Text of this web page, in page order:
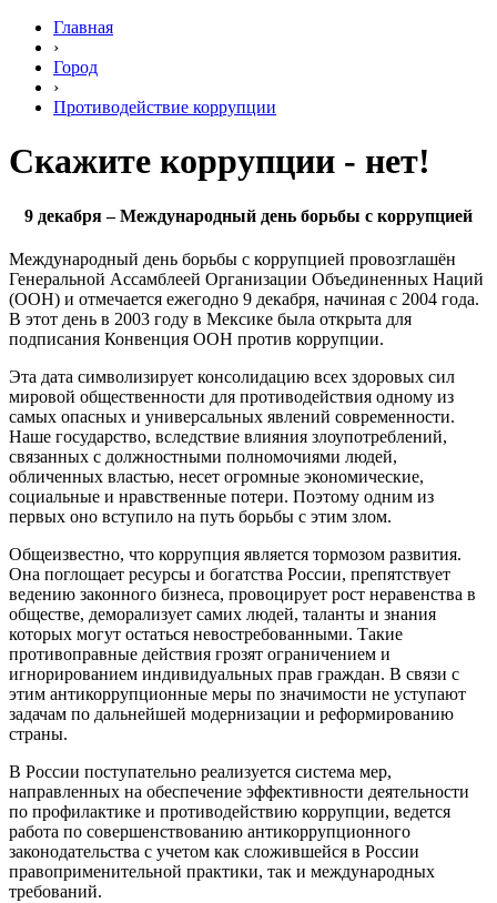
Главная
›
Город
›
Противодействие коррупции
Скажите коррупции - нет!
9 декабря – Международный день борьбы с коррупцией
Международный день борьбы с коррупцией провозглашён
Генеральной Ассамблеей Организации Объединенных Наций
(ООН) и отмечается ежегодно 9 декабря, начиная с 2004 года.
В этот день в 2003 году в Мексике была открыта для
подписания Конвенция ООН против коррупции.
Эта дата символизирует консолидацию всех здоровых сил
мировой общественности для противодействия одному из
самых опасных и универсальных явлений современности.
Наше государство, вследствие влияния злоупотреблений,
связанных с должностными полномочиями людей,
обличенных властью, несет огромные экономические,
социальные и нравственные потери. Поэтому одним из
первых оно вступило на путь борьбы с этим злом.
Общеизвестно, что коррупция является тормозом развития.
Она поглощает ресурсы и богатства России, препятствует
ведению законного бизнеса, провоцирует рост неравенства в
обществе, деморализует самих людей, таланты и знания
которых могут остаться невостребованными. Такие
противоправные действия грозят ограничением и
игнорированием индивидуальных прав граждан. В связи с
этим антикоррупционные меры по значимости не уступают
задачам по дальнейшей модернизации и реформированию
страны.
В России поступательно реализуется система мер,
направленных на обеспечение эффективности деятельности
по профилактике и противодействию коррупции, ведется
работа по совершенствованию антикоррупционного
законодательства с учетом как сложившейся в России
правоприменительной практики, так и международных
требований.